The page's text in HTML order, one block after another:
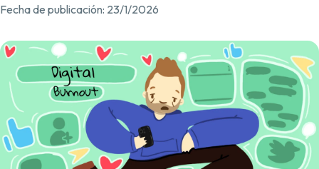
Fecha de publicación: 23/1/2026